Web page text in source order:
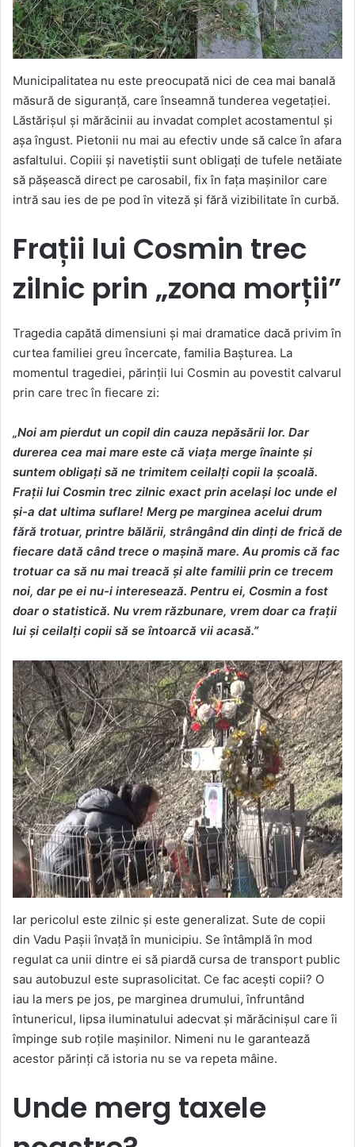
Municipalitatea nu este preocupată nici de cea mai banală
măsură de siguranță, care înseamnă tunderea vegetației.
Lăstărișul și mărăcinii au invadat complet acostamentul și
așa îngust. Pietonii nu mai au efectiv unde să calce în afara
asfaltului. Copiii și navetiștii sunt obligați de tufele netăiate
să pășească direct pe carosabil, fix în fața mașinilor care
intră sau ies de pe pod în viteză și fără vizibilitate în curbă.
Frații lui Cosmin trec
zilnic prin „zona morții”
Tragedia capătă dimensiuni și mai dramatice dacă privim în
curtea familiei greu încercate, familia Bașturea. La
momentul tragediei, părinții lui Cosmin au povestit calvarul
prin care trec în fiecare zi:
„Noi am pierdut un copil din cauza nepăsării lor. Dar
durerea cea mai mare este că viața merge înainte și
suntem obligați să ne trimitem ceilalți copii la școală.
Frații lui Cosmin trec zilnic exact prin același loc unde el
și-a dat ultima suflare! Merg pe marginea acelui drum
fără trotuar, printre bălării, strângând din dinți de frică de
fiecare dată când trece o mașină mare. Au promis că fac
trotuar ca să nu mai treacă și alte familii prin ce trecem
noi, dar pe ei nu-i interesează. Pentru ei, Cosmin a fost
doar o statistică. Nu vrem răzbunare, vrem doar ca frații
lui și ceilalți copii să se întoarcă vii acasă.”
Iar pericolul este zilnic și este generalizat. Sute de copii
din Vadu Pașii învață în municipiu. Se întâmplă în mod
regulat ca unii dintre ei să piardă cursa de transport public
sau autobuzul este suprasolicitat. Ce fac acești copii? O
iau la mers pe jos, pe marginea drumului, înfruntând
întunericul, lipsa iluminatului adecvat și mărăcinișul care îi
împinge sub roțile mașinilor. Nimeni nu le garantează
acestor părinți că istoria nu se va repeta mâine.
Unde merg taxele